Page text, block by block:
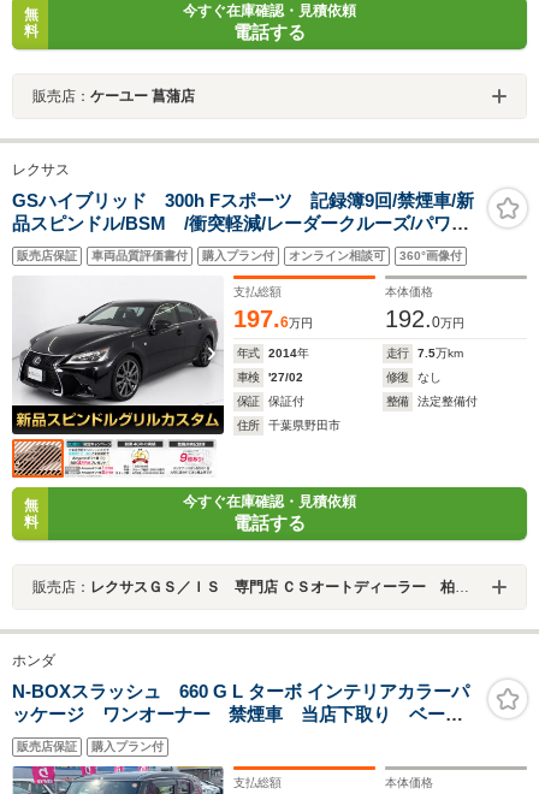
無
料
今すぐ在庫確認・見積依頼
電話する
販売店： ケーユー 菖蒲店
レクサス
GSハイブリッド 300h Fスポーツ 記録簿9回/禁煙車/新
品スピンドル/BSM /衝突軽減/レーダークルーズ/パワー
トランク/19インチAW/本革/オートハイビーム/クリアラン
スソナー/LEDヘッドライト/シートヒーター/エアシー
販売店保証 車両品質評価書付 購入プラン付 オンライン相談可 360°画像付
支払総額
197.6万円
本体価格
192.0万円
年式 2014年 走行 7.5万km
車検
'27/02 修復
なし
保証
保証付 整備
法定整備付
住所
千葉県野田市
無
料
今すぐ在庫確認・見積依頼
電話する
販売店： レクサスＧＳ／ＩＳ 専門店 ＣＳオートディーラー 柏インター店 中古車専門店
ホンダ
N-BOXスラッシュ 660 G L ターボ インテリアカラーパ
ッケージ ワンオーナー 禁煙車 当店下取り ベージ
ュレザーシート シートヒーター ウッドコンビステア
リング オートクルーズ 純正ナビ フルセグ BTオー
ディオ CD/DVD再生 バックカメラ スマートキー
販売店保証 購入プラン付
支払総額 本体価格